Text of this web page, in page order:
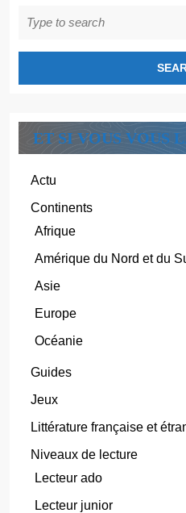
for:
ET SI VOUS VOUS
Actu
Continents
Afrique
Amérique du Nord et du
Asie
Europe
Océanie
Guides
Jeux
Littérature française et
Niveaux de lecture
Lecteur ado
Lecteur junior